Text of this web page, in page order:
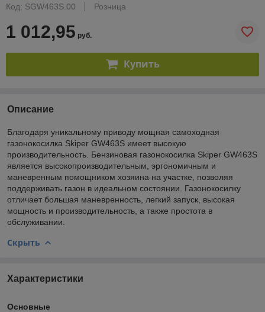
Код: SGW463S.00
Розница
1 012,95 руб.
Купить
Описание
Благодаря уникальному приводу мощная самоходная
газонокосилка Skiper GW463S имеет высокую
производительность. Бензиновая газонокосилка Skiper GW463S
является высокопроизводительным, эргономичным и
маневренным помощником хозяина на участке, позволяя
поддерживать газон в идеальном состоянии. Газонокосилку
отличает большая маневренность, легкий запуск, высокая
мощность и производительность, а также простота в
обслуживании.
Скрыть
Характеристики
Основные